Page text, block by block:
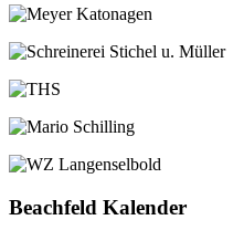
Beachfeld Kalender